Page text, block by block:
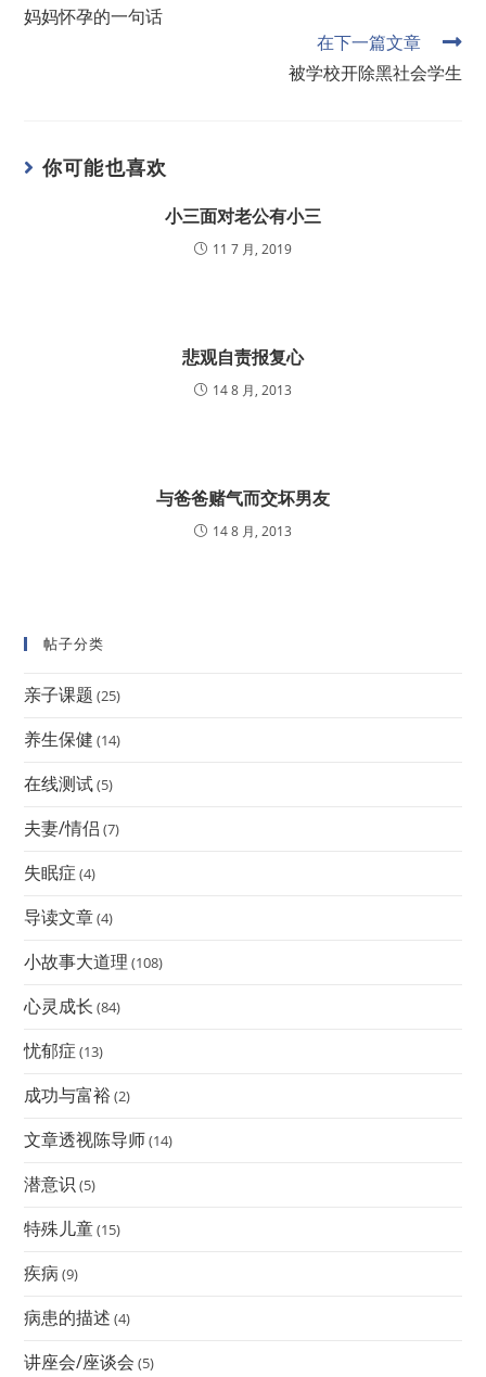
妈妈怀孕的一句话
在下一篇文章
被学校开除黑社会学生
你可能也喜欢
小三面对老公有小三
11 7 月, 2019
悲观自责报复心
14 8 月, 2013
与爸爸赌气而交坏男友
14 8 月, 2013
帖子分类
亲子课题 (25)
养生保健 (14)
在线测试(5)
夫妻/情侣 (7)
失眠症 (4)
导读文章(4)
小故事大道理 (108)
心灵成长 (84)
忧郁症 (13)
成功与富裕(2)
文章透视陈导师(14)
潜意识 (5)
特殊儿童(15)
疾病 (9)
病患的描述 (4)
讲座会/座谈会 (5)